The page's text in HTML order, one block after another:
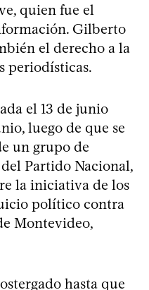
quien fue el
Gilberto
el derecho a la
periodísticas.
el 13 de junio
luego de que se
un grupo de
Partido Nacional,
la iniciativa de los
político contra
Montevideo,
hasta que